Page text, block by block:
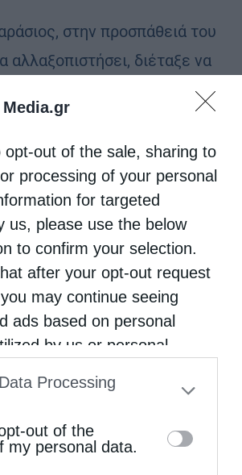
Media.gr
opt-out of the sale, sharing to
processing of your personal
for targeted
us, please use the below
to confirm your selection.
after your opt-out request
may continue seeing
ads based on personal
by us or personal
You may separately opt-out
third parties on the IAB’s list
participants. This
Processing
out of the
my personal data.
στην προσπάθειά του
αλλαξοπιστήσει, διέταξε να
με καυτό λάδι και πίσσα.
αγιογραφία της, ένας
και έσβησε τη φωτιά.
τη μαστίγωσαν, την
λέγεται ότι
στο στέρνο της μια βαριά
υπέμεινε σιωπηλά τα
της. Μονάχα προσευχόταν. Ενα
μέσα στη φυλακή όπου
ο Χριστός,
από πλήθος αγγέλων, και
τις πληγές. «Χαίρε,
Μη δειλιάσεις
η Χάρις Μου θα είναι μαζί